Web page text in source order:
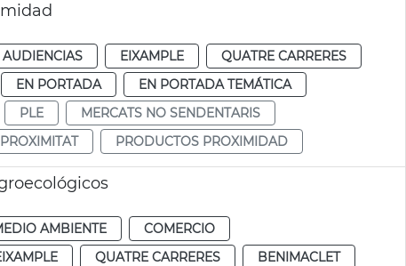
EIXAMPLE
QUATRE CARRERES
EN PORTADA
EN PORTADA TEMÁTICA
PLE
MERCATS NO SENDENTARIS
PRODUCTOS PROXIMIDAD
AMBIENTE
COMERCIO
QUATRE CARRERES
BENIMACLET